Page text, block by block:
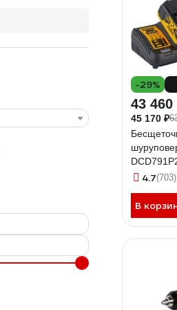
-29%
43 460
45 170 ₽
4.7(703)
В